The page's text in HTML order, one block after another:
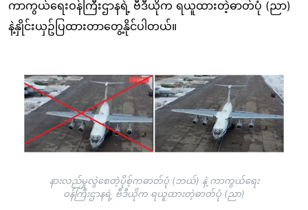
ကာကွယ်ရေးဝန်ကြီးဌာနရဲ့ ဗီဒီယိုက ရယူထားတဲ့ဓာတ်ပုံ (ညာ)
နဲ့နှိုင်းယှဥ်ပြထားတာတွေ့နိုင်ပါတယ်။
Image
နားလည်မှုလွဲစေတဲ့ပိုစ့်ကဓာတ်ပုံ (ဘယ်) နဲ့ ကာကွယ်ရေး
ဝန်ကြီးဌာနရဲ့ ဗီဒီယိုက ရယူထားတဲ့ဓာတ်ပုံ (ညာ)